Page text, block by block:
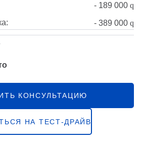
- 189 000 q
- 389 000 q
КОНСУЛЬТАЦИЮ
НА ТЕСТ-ДРАЙВ